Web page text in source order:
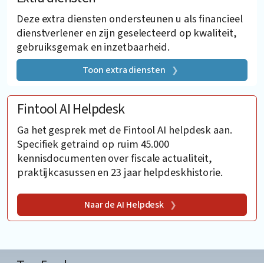
Deze extra diensten ondersteunen u als financieel
dienstverlener en zijn geselecteerd op kwaliteit,
gebruiksgemak en inzetbaarheid.
Toon extra diensten
Fintool AI Helpdesk
Ga het gesprek met de Fintool AI helpdesk aan.
Specifiek getraind op ruim 45.000
kennisdocumenten over fiscale actualiteit,
praktijkcasussen en 23 jaar helpdeskhistorie.
Naar de AI Helpdesk